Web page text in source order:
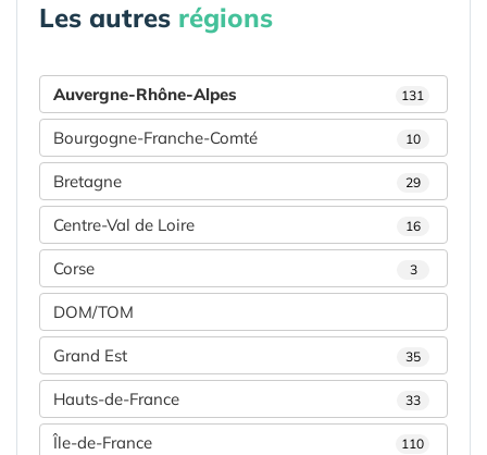
Les autres régions
Auvergne-Rhône-Alpes 131
Bourgogne-Franche-Comté 10
Bretagne 29
Centre-Val de Loire 16
Corse 3
DOM/TOM
Grand Est 35
Hauts-de-France 33
Île-de-France 110